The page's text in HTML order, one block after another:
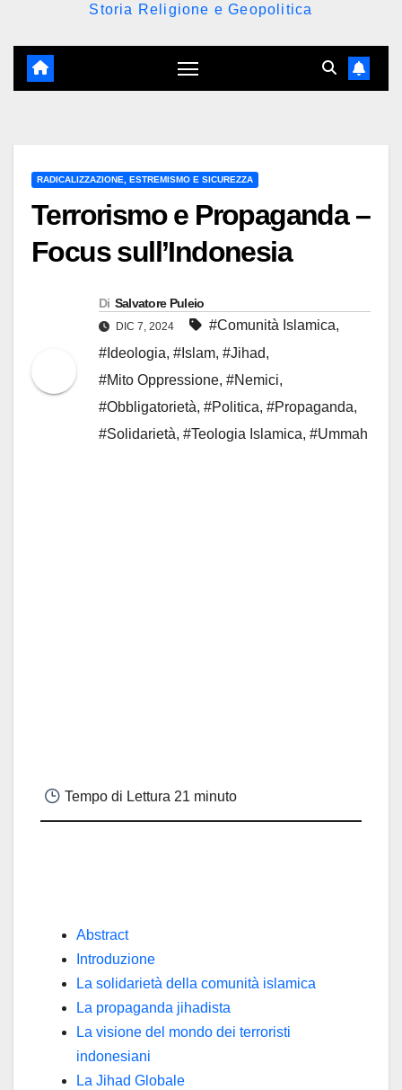
Storia Religione e Geopolitica
RADICALIZZAZIONE, ESTREMISMO E SICUREZZA
Terrorismo e Propaganda –
Focus sull’Indonesia
Di Salvatore Puleio
DIC 7, 2024 #Comunità Islamica,
#Ideologia, #Islam, #Jihad,
#Mito Oppressione, #Nemici,
#Obbligatorietà, #Politica, #Propaganda,
#Solidarietà, #Teologia Islamica, #Ummah
Tempo di Lettura 21 minuto
Abstract
Introduzione
La solidarietà della comunità islamica
La propaganda jihadista
La visione del mondo dei terroristi
indonesiani
La Jihad Globale